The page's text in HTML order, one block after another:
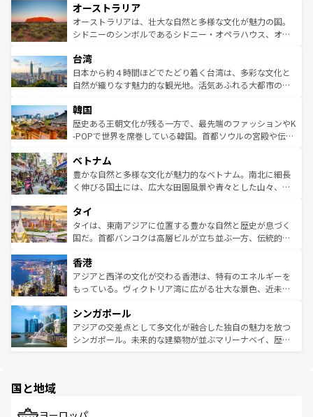
部のニューオーリンズでは、音楽と美食が融合した独特の
文化が魅力。旅行者はアメリカの各地域で異なる魅力を楽
しみながら、その多様性と豊かな歴史を感じることができ
ならではの贅沢な旅のスタイルだ。 なお、新着のアメリカ
情報はコンテンツ一覧を参照してほしい。
ワイ島は見逃せない。また、定番の観光地といえばオアフ
島だが、静かな自然を求めるならマウイ島やカウアイ島が
おすすめ。エメラルドグリーンに輝く海をはじめ、豊かな
れるおもてなしの心で訪れる人々を迎えてくれるハワイの
人々、おいしいローカルフードやハワイアンミュージッ
ク、伝統的なフラダンスなど、すべてがハワイの魅力を彩
ワイを、存分に味わってほしい。 なお、新着のハワイ情報
はコンテンツ一覧を参照してほしい。
オーストラリア
オーストラリアは、壮大な自然と多様な文化が魅力の国。
シドニーのシンボルであるシドニー・オペラハウス、オー
リアリーフや大陸中央部にそびえるウルル（エアーズロッ
ク）、タスマニアの美しい原生林やケアンズの熱帯雨林な
ど、見どころがたくさん。また、カフェやワイン、オージ
いる。アクティビティも充実しており、サーフィンやダイ
ビング、ハイキングなど、アウトドア好きにはたまらな
い。オーストラリアの多彩な魅力を存分に味わいつくそ
参照してほしい。
台湾
日本から約４時間ほどでたどり着く台湾は、多彩な文化と
自然が織りなす魅力的な観光地。活気あふれる大都市の台
ン）、静ひつな山岳地帯である台湾東部など、都市の喧騒
と山間の静けさが共存しており、訪れる人に新しい発見と
驚きをもたらしてくれる。また、奥深い台湾の食文化も魅
容にもいいと評判のスイーツなど、バラエティ豊かな料理
が味わえる。 なお、新着の台湾情報は コンテンツ一覧を参
照してほしい。
韓国
歴史ある王朝文化が残る一方で、最先端のファッションやK
-POPで世界を席巻している韓国。首都ソウルの宮殿や伝統
き、地方に足を延ばせば四季折々の自然美を楽しむことが
できる。そして、キムチや焼肉、絶品のストリートフード
まで、さまざまな韓国料理が待っている。夜には、韓国な
リティに包まれながら、韓国の多彩な魅力を心ゆくまで味
わってみてほしい。 なお、新着の韓国情報はコンテンツ一
覧を参照してほしい。
ベトナム
豊かな自然と多様な文化が魅力的なベトナム。南北に細長
く伸びる国土には、広大な田園風景や青々とした山々、世
急速な発展と共に伝統が息づく。ハノイの古い町並みやホ
ーチミン市のフランス統治時代の建物も、独特の雰囲気を
醸し出している。また、バラエティの豊かさとおいしさで
とつ。フォーやバインミー、ベトナムコーヒーなどは、ぜ
ひ現地で味わいたい。どの地域を訪れてもあたたかい人々
が旅行者を迎えてくれるので、きっと忘れられない旅にな
参照してほしい。
タイ
タイは、東南アジアに位置する豊かな自然と歴史が息づく
国だ。首都バンコクは高層ビルが立ち並ぶ一方、伝統的な
の活気が交差している。北部ではチェンマイなどの山岳地
帯で自然と触れ合い、南部ではプーケットやクラビの美し
いビーチでリゾート気分を楽しむことができる。タイ料理
激する。気候は一年中温暖で、どの季節にも異なる楽しみ
が待っている。親しみやすいタイの人々、仏教を中心とし
た文化、そして多様な観光資源が、訪れる旅人を魅了し続
香港
アジアと西洋の文化が交わる香港は、特有のエネルギーを
もっている。ヴィクトリア湾に広がる壮大な景色、近未来
み、どこを訪れても感動するはず。観光スポットが密集し
ており、効率よく見どころを回れるのも魅力。息をのむよ
うな絶景から文化的な体験まで、香港を存分に楽しみ尽く
シンガポール
アジアの交差点として多文化が融合した独自の魅力を放つ
シンガポール。未来的な建築物が並ぶマリーナベイ、歴史
で、ホーカーズは地元の風情を楽しめる外せないスポット
国と地域